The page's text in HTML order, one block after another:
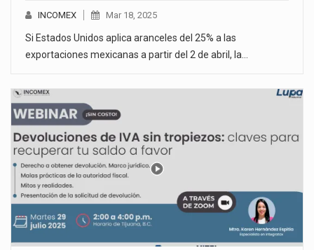
INCOMEX Mar 18, 2025
Si Estados Unidos aplica aranceles del 25% a las
exportaciones mexicanas a partir del 2 de abril, la…